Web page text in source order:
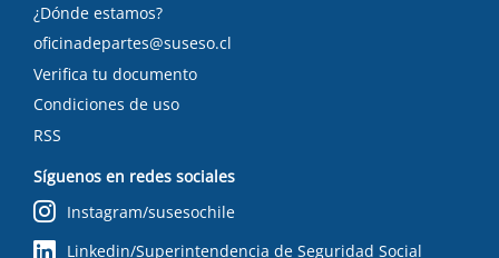
¿Dónde estamos?
oficinadepartes@suseso.cl
Verifica tu documento
Condiciones de uso
RSS
Síguenos en redes sociales
Instagram/susesochile
Linkedin/Superintendencia de Seguridad Social